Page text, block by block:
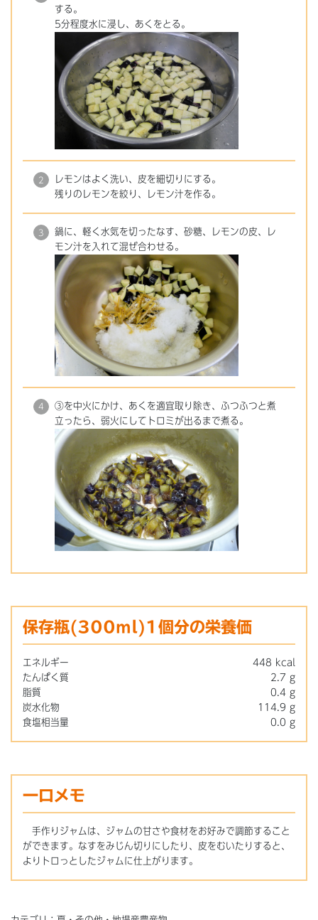
する。
5分程度水に浸し、あくをとる。
レモンはよく洗い、皮を細切りにする。
残りのレモンを絞り、レモン汁を作る。
鍋に、軽く水気を切ったなす、砂糖、レモンの皮、レ
モン汁を入れて混ぜ合わせる。
③を中火にかけ、あくを適宜取り除き、ふつふつと煮
立ったら、弱火にしてトロミが出るまで煮る。
保存瓶(300ml)1個分の栄養価
エネルギー
448 kcal
たんぱく質
2.7 g
脂質
0.4 g
炭水化物
114.9 g
食塩相当量
0.0 g
一口メモ
手作りジャムは、ジャムの甘さや食材をお好みで調節すること
ができます。なすをみじん切りにしたり、皮をむいたりすると、
よりトロっとしたジャムに仕上がります。